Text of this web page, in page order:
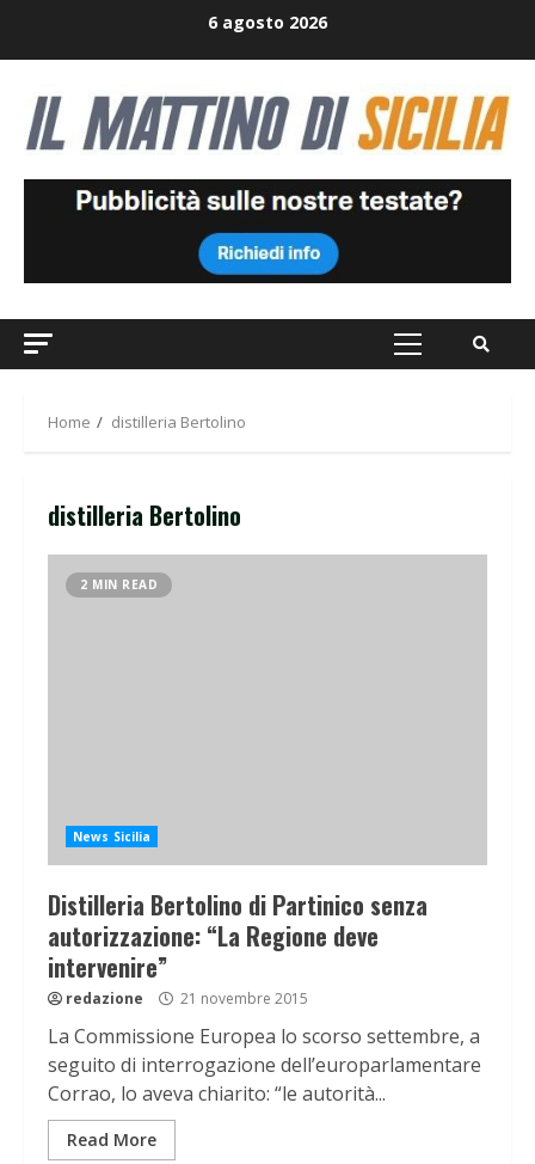
6 agosto 2026
Primary
Home distilleria Bertolino
distilleria Bertolino
2 MIN READ
News Sicilia
Distilleria Bertolino di Partinico senza
autorizzazione: “La Regione deve
intervenire”
redazione 21 novembre 2015
La Commissione Europea lo scorso settembre, a
seguito di interrogazione dell’europarlamentare
Corrao, lo aveva chiarito: “le autorità...
Read More